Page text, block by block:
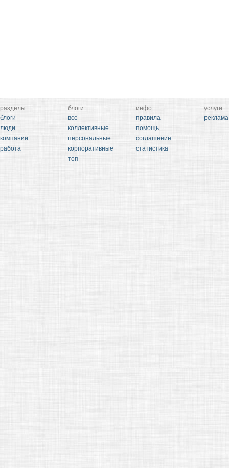
разделы
блоги
люди
компании
работа
блоги
все
коллективные
персональные
корпоративные
топ
инфо
правила
помощь
соглашение
статистика
услуги
реклама